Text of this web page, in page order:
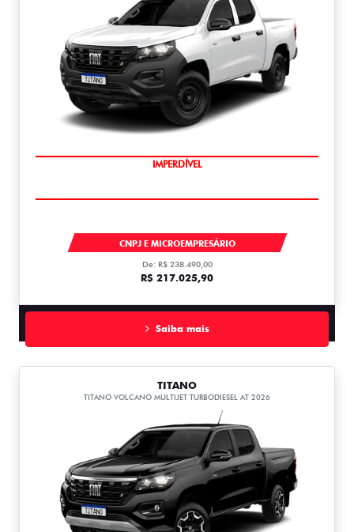
IMPERDÍVEL
CNPJ E MICROEMPRESÁRIO
De: R$ 238.490,00
R$ 217.025,90
Saiba mais
TITANO
TITANO VOLCANO MULTIJET TURBODIESEL AT 2026